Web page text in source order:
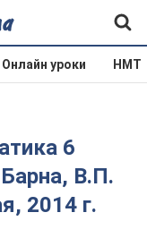
Онлайн уроки НМТ
6
В.П.
2014 г.